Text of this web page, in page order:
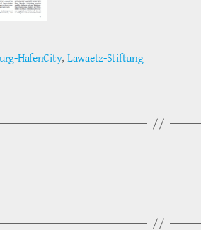
HafenCity, Lawaetz-Stiftung